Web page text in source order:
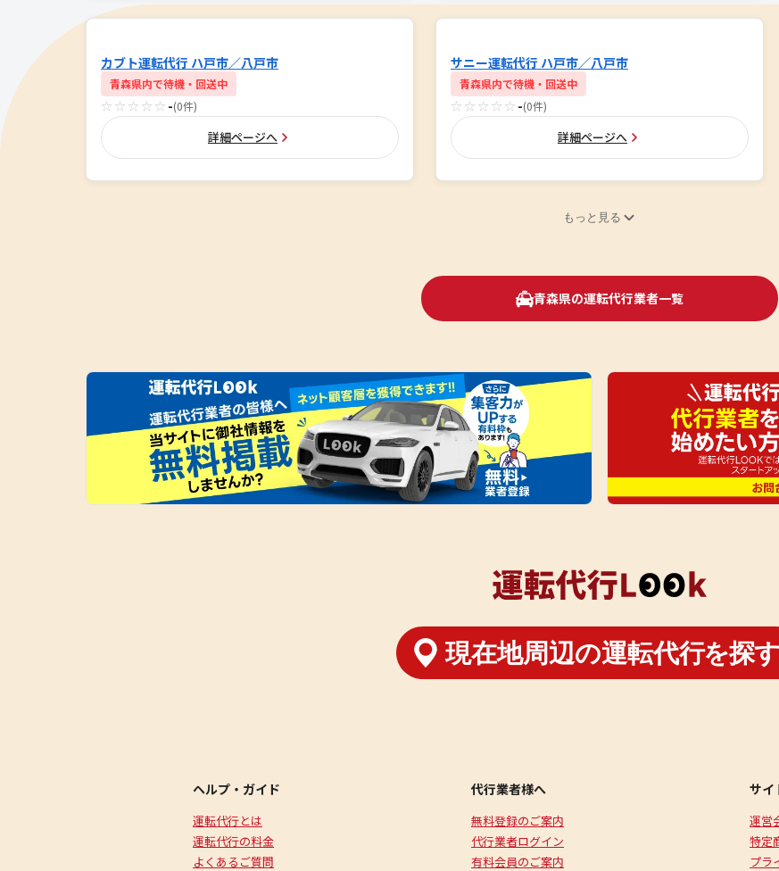
カブト運転代行 ハ戸市／八戸市
青森県内で待機・回送中
☆☆☆☆☆ -(0件)
詳細ページへ
サニー運転代行 ハ戸市／八戸市
青森県内で待機・回送中
☆☆☆☆☆ -(0件)
詳細ページへ
もっと見る
青森県の運転代行業者一覧
ヘルプ・ガイド
運転代行とは
運転代行の料金
よくあるご質問
代行業者様へ
無料登録のご案内
代行業者ログイン
有料会員のご案内
サイ
運営
特定
プラ